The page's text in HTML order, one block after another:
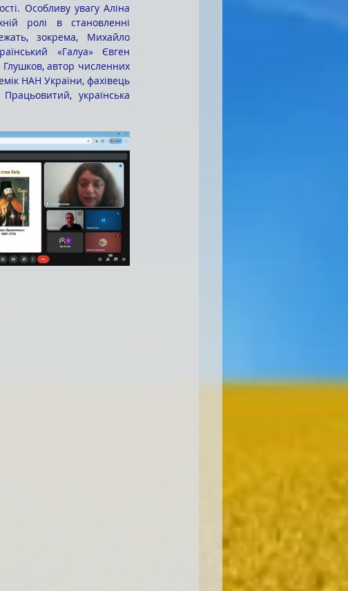
Особливу увагу Аліна
ролі в становленні
зокрема, Михайло
«Галуа» Євген
Глушков, автор численних
НАН України, фахівець
українська